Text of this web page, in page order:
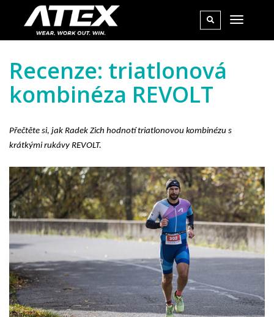
Recenze: triatlonová
kombinéza REVOLT
Přečtěte si, jak Radek Zich hodnotí triatlonovou kombinézu s
krátkými rukávy REVOLT.